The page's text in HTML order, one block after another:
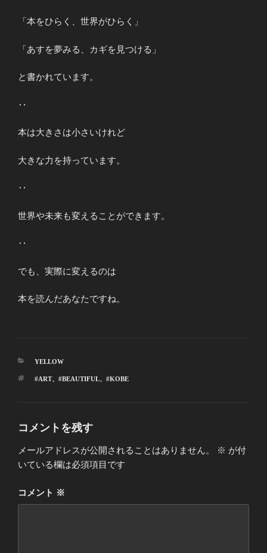
「本をひらく、世界がひらく」
「あすを夢みる、カギを見つける」
と書かれています。
‥
本は大きさは小さいけれど
大きな力を持っています。
‥
世界や未来も変えることができます。
‥
でも、実際に変えるのは
本を読んだあなたですね。
カ
ゴ
YELLOW
タ
#ART、 #BEAUTIFUL、 #KOBE
コメントを残す
メールアドレスが公開されることはありません。 ※ が付
いている欄は必須項目です
コメント ※